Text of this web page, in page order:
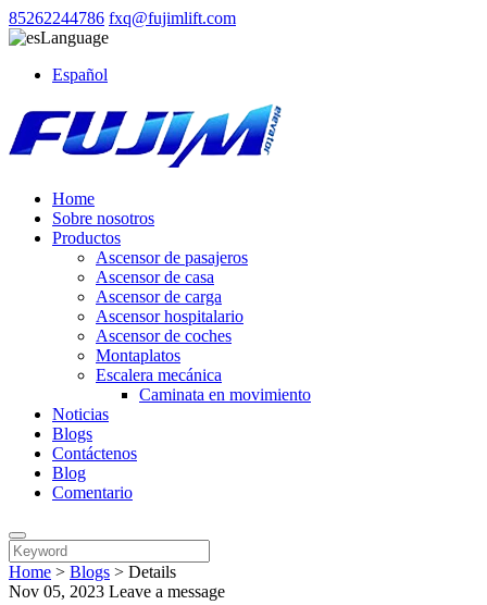
85262244786 fxq@fujimlift.com
Language
Español
Home
Sobre nosotros
Productos
Ascensor de pasajeros
Ascensor de casa
Ascensor de carga
Ascensor hospitalario
Ascensor de coches
Montaplatos
Escalera mecánica
Caminata en movimiento
Noticias
Blogs
Contáctenos
Blog
Comentario
Home > Blogs > Details
Nov 05, 2023 Leave a message